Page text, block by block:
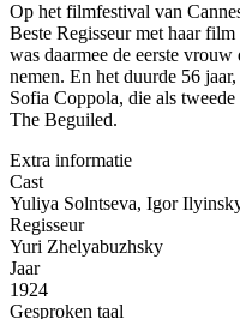
Op het filmfestival van
Beste Regisseur met haar
was daarmee de eerste
nemen. En het duurde 56
Sofia Coppola, die als
The Beguiled.
Extra informatie
Cast
Yuliya Solntseva, Igor
Regisseur
Yuri Zhelyabuzhsky
Jaar
1924
Gesproken taal